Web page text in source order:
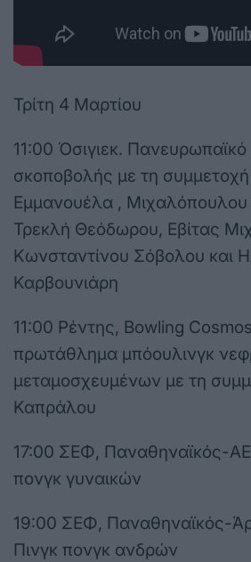
Τρίτη 4 Μαρτίου
11:00 Όσιγιεκ.
σκοποβολής με τη
Εμμανουέλα , Μιχαλόπουλου
Τρεκλή Θεόδωρου, Εβίτας
Κωνσταντίνου Σόβολου και
Καρβουνιάρη
11:00 Ρέντης, Bowling
πρωτάθλημα μπόουλινγκ
μεταμοσχευμένων με τη
Καπράλου
17:00 ΣΕΦ, Παναθηναϊκός-
πονγκ γυναικών
19:00 ΣΕΦ, Παναθηναϊκός-
Πινγκ πονγκ ανδρών